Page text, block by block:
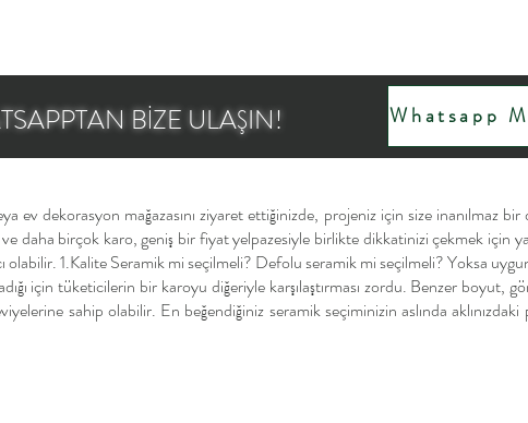
BİZE ULAŞIN! Whatsapp
ev dekorasyon mağazasını ziyaret ettiğinizde, projeniz için size inanılmaz
daha birçok karo, geniş bir fiyat yelpazesiyle birlikte dikkatinizi çekmek için
olabilir. 1.Kalite Seramik mi seçilmeli? Defolu seramik mi seçilmeli? Yoksa
için tüketicilerin bir karoyu diğeriyle karşılaştırması zordu. Benzer boyut,
sahip olabilir. En beğendiğiniz seramik seçiminizin aslında